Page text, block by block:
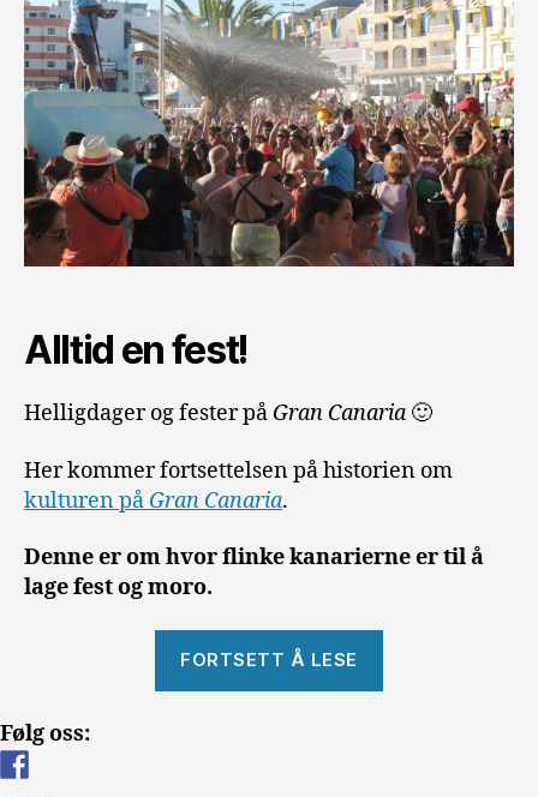
Alltid en fest!
Helligdager og fester på Gran Canaria 🙂
Her kommer fortsettelsen på historien om
kulturen på Gran Canaria.
Denne er om hvor flinke kanarierne er til å
lage fest og moro.
FORTSETT Å LESE
Følg oss: